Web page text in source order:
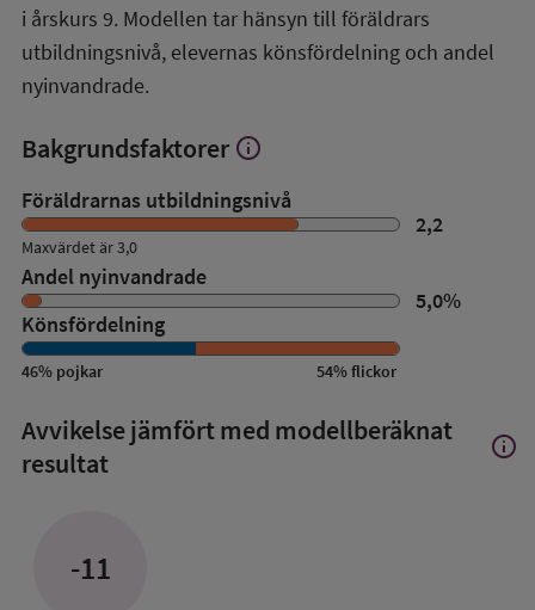
i årskurs 9. Modellen tar hänsyn till föräldrars
utbildningsnivå, elevernas könsfördelning och andel
nyinvandrade.
Bakgrundsfaktorer Visa
om
Bakgrundsfaktorer
info
Föräldrarnas utbildningsnivå
2,2
Maxvärdet är 3,0
Andel nyinvandrade
5,0%
Könsfördelning
46% pojkar 54%flickor
Avvikelse jämfört med modellberäknat
resultat
Visa
info
-11